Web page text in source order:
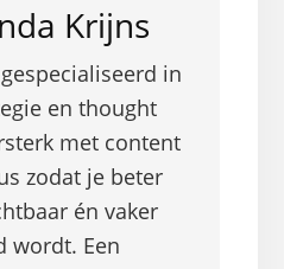
Krijns
in
en thought
met content
zodat je beter
én vaker
wordt. Een